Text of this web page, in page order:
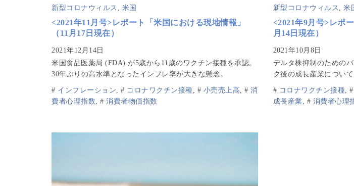
新型コロナウィルス , 米国
<2021年11月号>レポート「米国における現地情報」
（11月17日現在）
米国食品医薬局 (FDA) が5歳から11歳のワクチン接種を承認。
30年ぶりの高水準となったインフレ率が大きな懸念。
# インフレーション, # コロナワクチン接種, # 小売売上高, # 消
費者心理指数, # 消費者物価指数
新型コロナウィルス ,米
<2021年9月号>レポ
月14日現在）
デルタ株抑制のための
ク後の成長産業について
# コロナワクチン接種,
成長産業, # 消費者心理